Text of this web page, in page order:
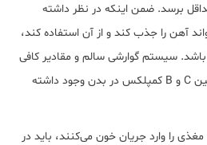
برسد. ضمن اینکه در نظر داشته
آهن را جذب کند و از آن استفاده کند،
سیستم گوارشی سالم و مقادیر کافی
از مواد مغذی مانند روی، ویتامین C و B کمپلکس در بدن وجود داشته
را وارد جریان خون می‌کنند، باید در